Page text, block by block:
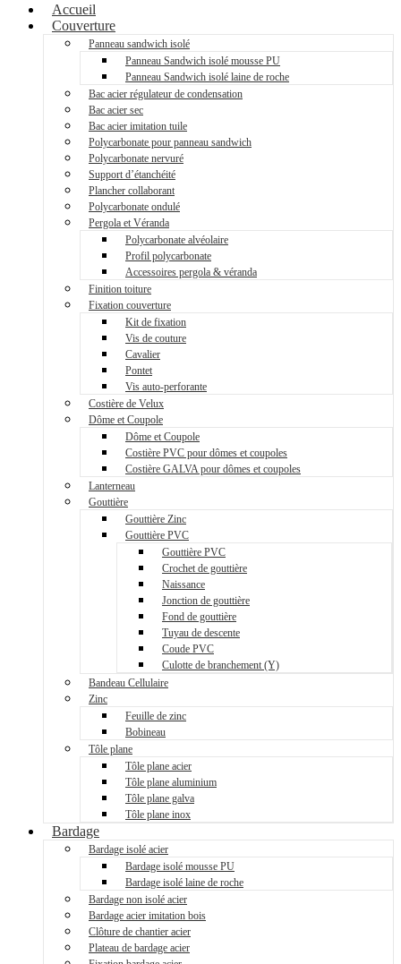
Accueil
Couverture
Panneau sandwich isolé
Panneau Sandwich isolé mousse PU
Panneau Sandwich isolé laine de roche
Bac acier régulateur de condensation
Bac acier sec
Bac acier imitation tuile
Polycarbonate pour panneau sandwich
Polycarbonate nervuré
Support d’étanchéité
Plancher collaborant
Polycarbonate ondulé
Pergola et Véranda
Polycarbonate alvéolaire
Profil polycarbonate
Accessoires pergola & véranda
Finition toiture
Fixation couverture
Kit de fixation
Vis de couture
Cavalier
Pontet
Vis auto-perforante
Costière de Velux
Dôme et Coupole
Dôme et Coupole
Costière PVC pour dômes et coupoles
Costière GALVA pour dômes et coupoles
Lanterneau
Gouttière
Gouttière Zinc
Gouttière PVC
Gouttière PVC
Crochet de gouttière
Naissance
Jonction de gouttière
Fond de gouttière
Tuyau de descente
Coude PVC
Culotte de branchement (Y)
Bandeau Cellulaire
Zinc
Feuille de zinc
Bobineau
Tôle plane
Tôle plane acier
Tôle plane aluminium
Tôle plane galva
Tôle plane inox
Bardage
Bardage isolé acier
Bardage isolé mousse PU
Bardage isolé laine de roche
Bardage non isolé acier
Bardage acier imitation bois
Clôture de chantier acier
Plateau de bardage acier